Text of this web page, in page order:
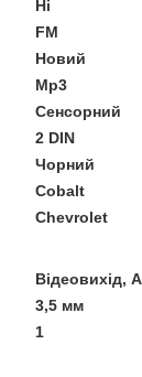
Ні
FM
Новий
Mp3
Сенсорний
2 DIN
Чорний
Cobalt
Chevrolet
Відеовихід,
3,5 мм
1